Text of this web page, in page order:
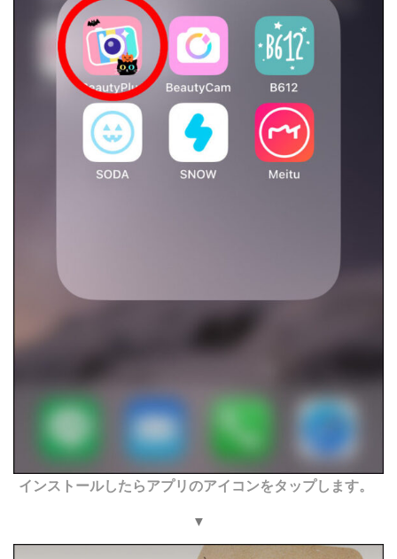
インストールしたらアプリのアイコンをタップします。
▼